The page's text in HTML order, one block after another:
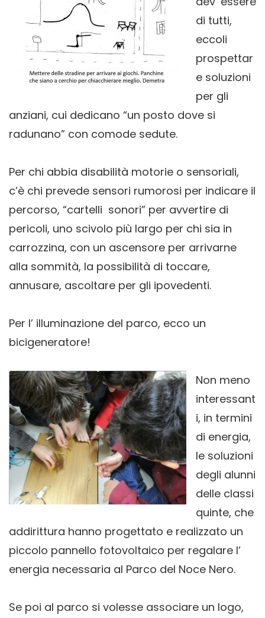
di tutti,
eccoli
prospettar
e soluzioni
per gli
anziani, cui dedicano “un posto dove si
radunano” con comode sedute.
Per chi abbia disabilità motorie o sensoriali,
c’è chi prevede sensori rumorosi per indicare il
percorso, “cartelli sonori” per avvertire di
pericoli, uno scivolo più largo per chi sia in
carrozzina, con un ascensore per arrivarne
alla sommità, la possibilità di toccare,
annusare, ascoltare per gli ipovedenti.
Per l’ illuminazione del parco, ecco un
bicigeneratore!
Non meno
interessant
i, in termini
di energia,
le soluzioni
degli alunni
delle classi
quinte, che
addirittura hanno progettato e realizzato un
piccolo pannello fotovoltaico per regalare l’
energia necessaria al Parco del Noce Nero.
Se poi al parco si volesse associare un logo,